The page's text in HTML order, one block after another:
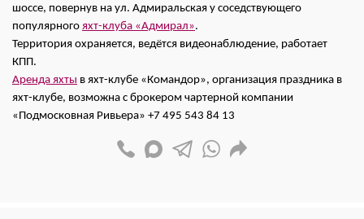
шоссе, повернув на ул. Адмиральская у соседствующего
популярного яхт-клуба «Адмирал».
Территория охраняется, ведётся видеонаблюдение, работает
КПП.
Аренда яхты в яхт-клубе «Командор», организация праздника в
яхт-клубе, возможна с брокером чартерной компании
«Подмосковная Ривьера» +7 495 543 84 13